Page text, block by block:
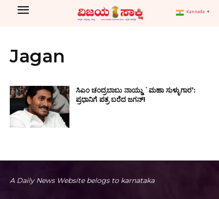
Jagan
ಸಿಎಂ ಚಂದ್ರಬಾಬು ನಾಯ್ಡು `ಮಹಾ ಸುಳ್ಳುಗಾರ’:
ಪ್ರಧಾನಿಗೆ ಪತ್ರ ಬರೆದ ಜಗನ್!
A Daily News Website belogs to karnataka
Kannada ▼